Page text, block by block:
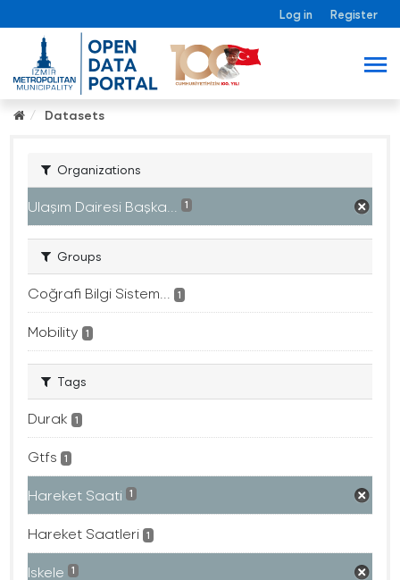
Log in Register
Datasets
Organizations
Ulaşım Dairesi Başka... 1
Groups
Coğrafi Bilgi Sistem... 1
Mobility 1
Tags
Durak 1
Gtfs 1
Hareket Saati 1
Hareket Saatleri 1
Iskele 1